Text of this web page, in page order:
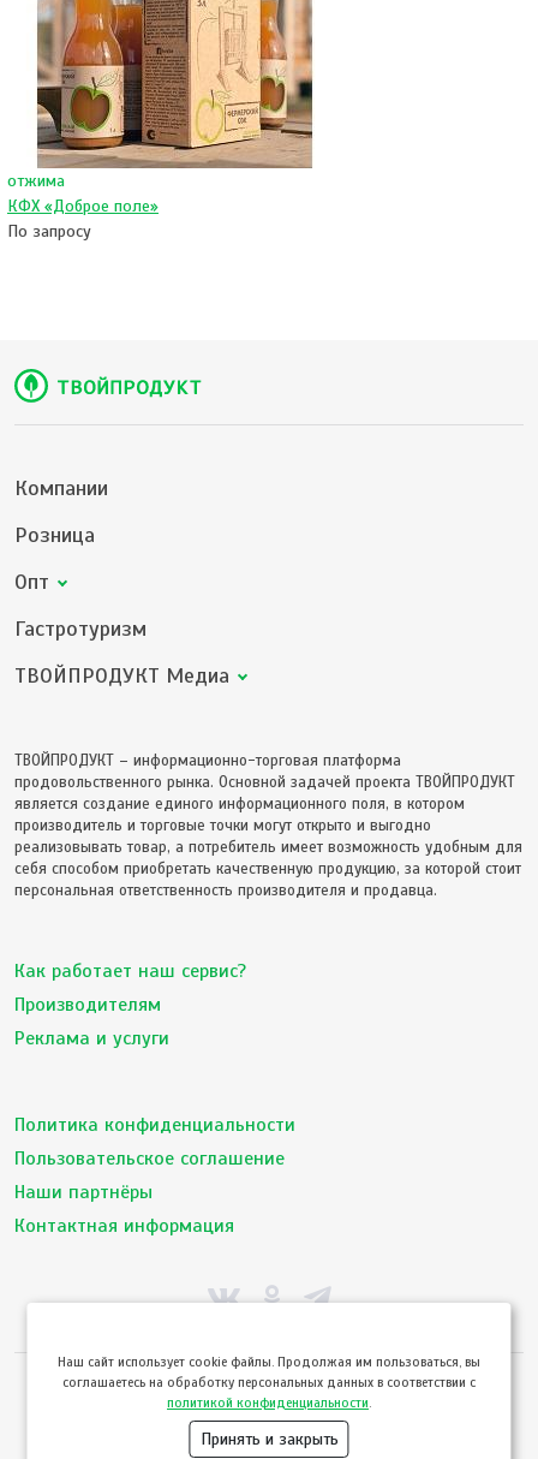
отжима
КФХ «Доброе поле»
По запросу
Компании
Розница
Опт
Гастротуризм
ТВОЙПРОДУКТ Медиа
ТВОЙПРОДУКТ – информационно-торговая платформа
продовольственного рынка. Основной задачей проекта ТВОЙПРОДУКТ
является создание единого информационного поля, в котором
производитель и торговые точки могут открыто и выгодно
реализовывать товар, а потребитель имеет возможность удобным для
себя способом приобретать качественную продукцию, за которой стоит
персональная ответственность производителя и продавца.
Как работает наш сервис?
Производителям
Реклама и услуги
Политика конфиденциальности
Пользовательское соглашение
Наши партнёры
Контактная информация
© ТвойПродукт 2010 - 2026
Использование сайта означает согласие сПользовательским соглашением
Политикой конфиденциальностисервиса ТВОЙПРОДУКТ
Hаш сайт использует cookie файлы. Продолжая им пользоваться, вы
соглашаетесь на обработку персональных данных в соответствии с
политикой конфиденциальности
Принять и закрыть